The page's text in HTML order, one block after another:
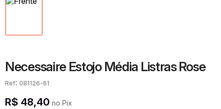
Necessaire Estojo Média Listras Rose
: 081126-61
R$ 48,40 no Pix